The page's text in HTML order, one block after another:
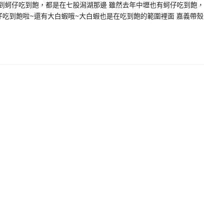
仔吃到飽，都是在七股潟湖那邊 雖然去年中壢也有蚵仔吃到飽，
到飽啦~還有大白蝦哦~大白蝦也是在吃到飽的範圍裡面 嘉義帶殼